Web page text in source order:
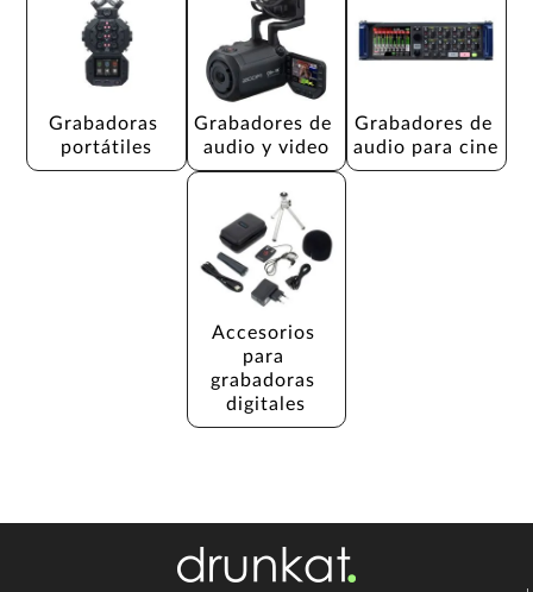
Grabadoras
portátiles
Grabadores de
audio y video
Grabadores de
audio para cine
Accesorios
para
grabadoras
digitales